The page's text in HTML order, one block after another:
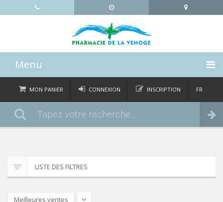
Menu
ACCUEIL
CATÉGORIES
CONTACT
MON PANIER
Commander
CONNEXION INSCRIPTION FR
LISTE DES FILTRES
Meilleures ventes